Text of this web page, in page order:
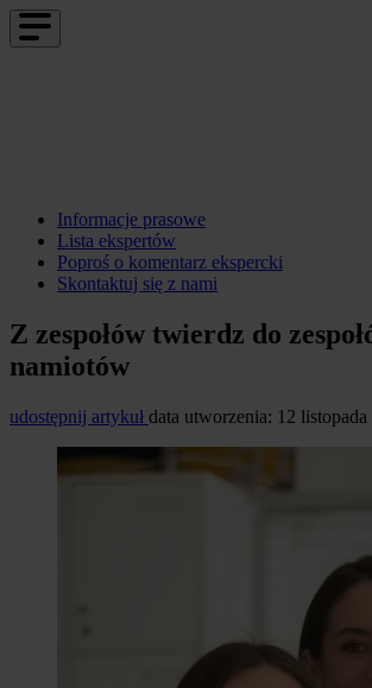
Informacje prasowe
Lista ekspertów
Poproś o komentarz ekspercki
Skontaktuj się z nami
Z zespołów twierdz do
namiotów
udostępnij artykuł data utworzenia: 12 listopada